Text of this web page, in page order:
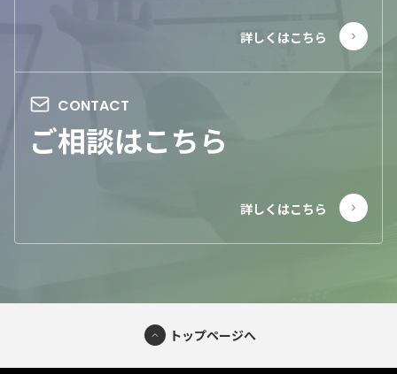
ご相談はこちら
トップページへ